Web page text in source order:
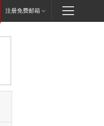
注册免费邮箱